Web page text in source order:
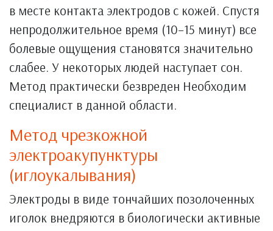
в месте контакта электродов с кожей. Спустя
непродолжительное время (10–15 минут) все
болевые ощущения становятся значительно
слабее. У некоторых людей наступает сон.
Метод практически безвреден Необходим
специалист в данной области.
Метод чрезкожной
электроакупунктуры
(иглоукалывания)
Электроды в виде тончайших позолоченных
иголок внедряются в биологически активные